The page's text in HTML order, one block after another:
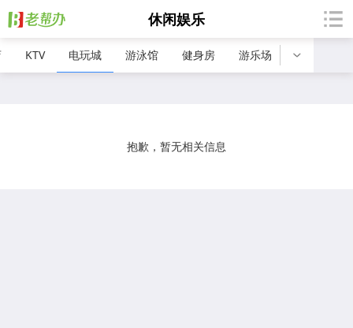
休闲娱乐
KTV 电玩城 游泳馆 健身房 游乐场 野钓/鱼塘
抱歉，暂无相关信息